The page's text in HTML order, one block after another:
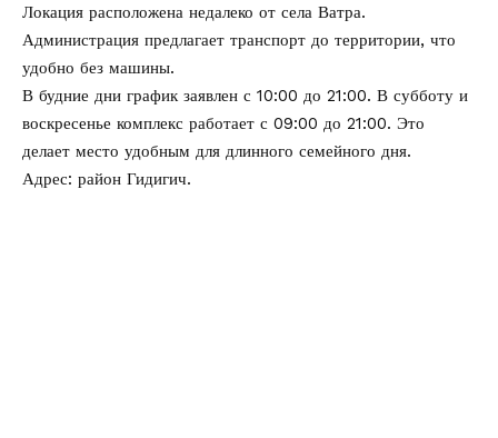
Локация расположена недалеко от села Ватра.
Администрация предлагает транспорт до территории, что
удобно без машины.
В будние дни график заявлен с 10:00 до 21:00. В субботу и
воскресенье комплекс работает с 09:00 до 21:00. Это
делает место удобным для длинного семейного дня.
Адрес: район Гидигич.